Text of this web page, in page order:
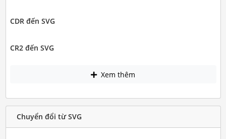
CDR đến SVG
CR2 đến SVG
Xem thêm
Chuyển đổi từ SVG